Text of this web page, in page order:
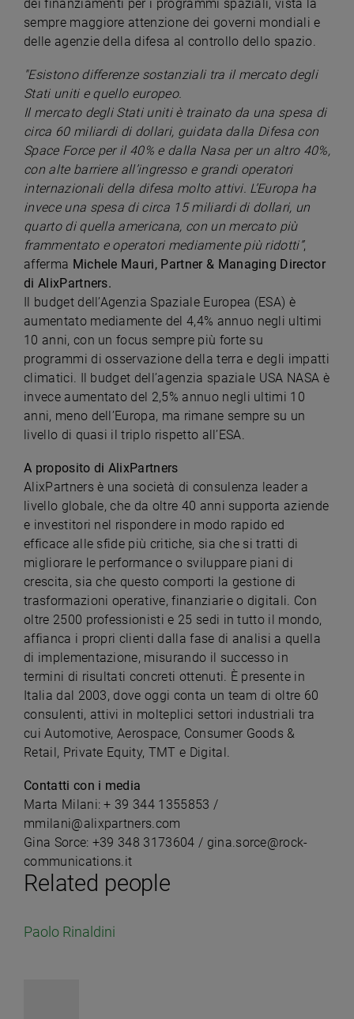
Related people
Paolo Rinaldini
dei finanziamenti per i programmi spaziali, vista la
sempre maggiore attenzione dei governi mondiali e
delle agenzie della difesa al controllo dello spazio.
"Esistono differenze sostanziali tra il mercato degli
Stati uniti e quello europeo.
Il mercato degli Stati uniti è trainato da una spesa di
circa 60 miliardi di dollari, guidata dalla Difesa con
Space Force per il 40% e dalla Nasa per un altro 40%,
con alte barriere all’ingresso e grandi operatori
internazionali della difesa molto attivi. L’Europa ha
invece una spesa di circa 15 miliardi di dollari, un
quarto di quella americana, con un mercato più
frammentato e operatori mediamente più ridotti”,
afferma Michele Mauri, Partner & Managing Director
di AlixPartners.
Il budget dell’Agenzia Spaziale Europea (ESA) è
aumentato mediamente del 4,4% annuo negli ultimi
10 anni, con un focus sempre più forte su
programmi di osservazione della terra e degli impatti
climatici. Il budget dell’agenzia spaziale USA NASA è
invece aumentato del 2,5% annuo negli ultimi 10
anni, meno dell’Europa, ma rimane sempre su un
livello di quasi il triplo rispetto all’ESA.
A proposito di AlixPartners
AlixPartners è una società di consulenza leader a
livello globale, che da oltre 40 anni supporta aziende
e investitori nel rispondere in modo rapido ed
efficace alle sfide più critiche, sia che si tratti di
migliorare le performance o sviluppare piani di
crescita, sia che questo comporti la gestione di
trasformazioni operative, finanziarie o digitali. Con
oltre 2500 professionisti e 25 sedi in tutto il mondo,
affianca i propri clienti dalla fase di analisi a quella
di implementazione, misurando il successo in
termini di risultati concreti ottenuti. È presente in
Italia dal 2003, dove oggi conta un team di oltre 60
consulenti, attivi in molteplici settori industriali tra
cui Automotive, Aerospace, Consumer Goods &
Retail, Private Equity, TMT e Digital.
Contatti con i media
Marta Milani: + 39 344 1355853 /
mmilani@alixpartners.com
Gina Sorce: +39 348 3173604 / gina.sorce@rock-
communications.it